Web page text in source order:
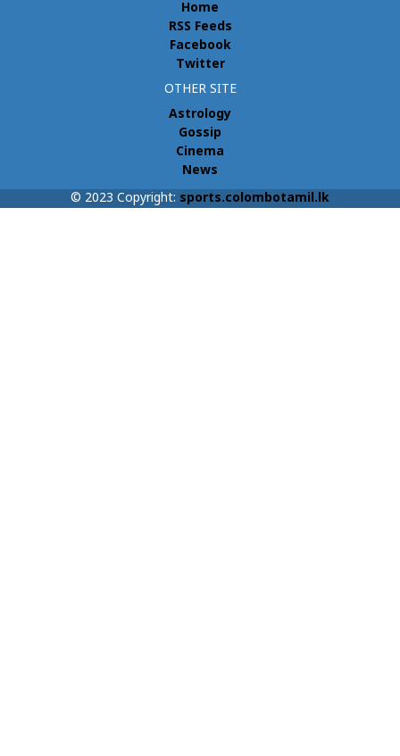
Home
RSS Feeds
Facebook
Twitter
OTHER SITE
Astrology
Gossip
Cinema
News
© 2023 Copyright: sports.colombotamil.lk